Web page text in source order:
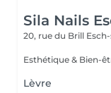
Sila Nails
20, rue du Brill
Lèvre